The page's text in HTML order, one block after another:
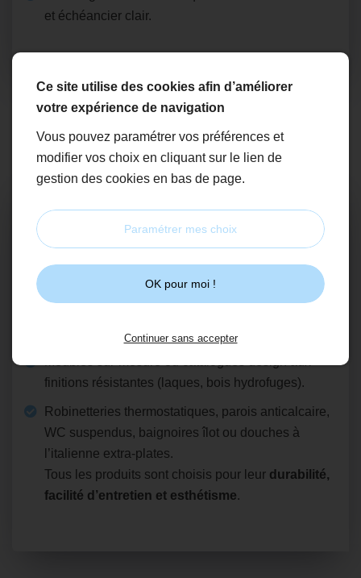
et échéancier clair.
3
Sélection de matériaux & équipements
premium
Nous travaillons avec un réseau defournisseurs
reconnus
certifiés pour pièces humides.
finitions résistantes (laques, bois hydrofuges).
Robinetteries thermostatiques, parois anticalcaire,
WC suspendus, baignoires îlot ou douches à
l’italienne extra‑plates.
Tous les produits sont choisis pour leur durabilité,
facilité d’entretien et esthétisme.
Ce site utilise des cookies afin d’améliorer
votre expérience de navigation
Vous pouvez paramétrer vos préférences et
modifier vos choix en cliquant sur le lien de
gestion des cookies en bas de page.
Paramétrer mes choix
OK pour moi !
Continuer sans accepter